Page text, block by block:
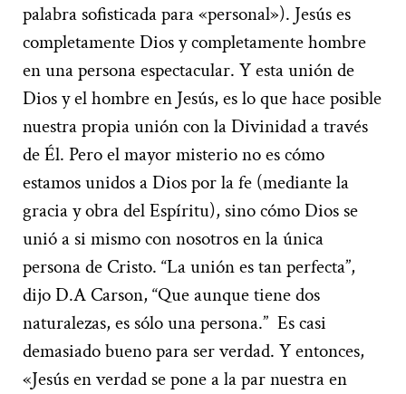
palabra sofisticada para «personal»). Jesús es
completamente Dios y completamente hombre
en una persona espectacular. Y esta unión de
Dios y el hombre en Jesús, es lo que hace posible
nuestra propia unión con la Divinidad a través
de Él. Pero el mayor misterio no es cómo
estamos unidos a Dios por la fe (mediante la
gracia y obra del Espíritu), sino cómo Dios se
unió a si mismo con nosotros en la única
persona de Cristo. “La unión es tan perfecta”,
dijo D.A Carson, “Que aunque tiene dos
naturalezas, es sólo una persona.” Es casi
demasiado bueno para ser verdad. Y entonces,
«Jesús en verdad se pone a la par nuestra en